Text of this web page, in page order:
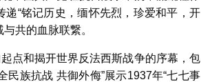
“铭记历史，缅怀先烈，珍爱和平，开
共的血脉联繋。
点和揭开世界反法西斯战争的序幕，包
民族抗战 共御外侮”展示1937年“七七事